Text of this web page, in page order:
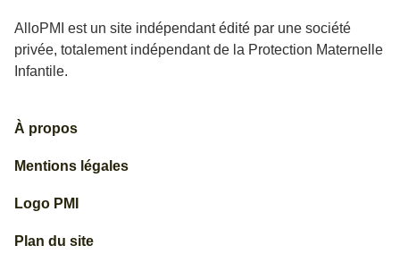
AlloPMI est un site indépendant édité par une société
privée, totalement indépendant de la Protection Maternelle
Infantile.
À propos
Mentions légales
Logo PMI
Plan du site